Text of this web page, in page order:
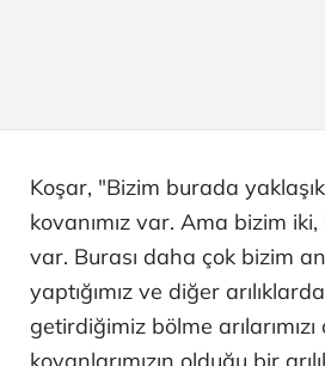
Koşar, "Bizim burada
kovanımız var. Ama bizim iki,
var. Burası daha çok bizim
yaptığımız ve diğer
getirdiğimiz bölme arılarımızı
kovanlarımızın olduğu bir